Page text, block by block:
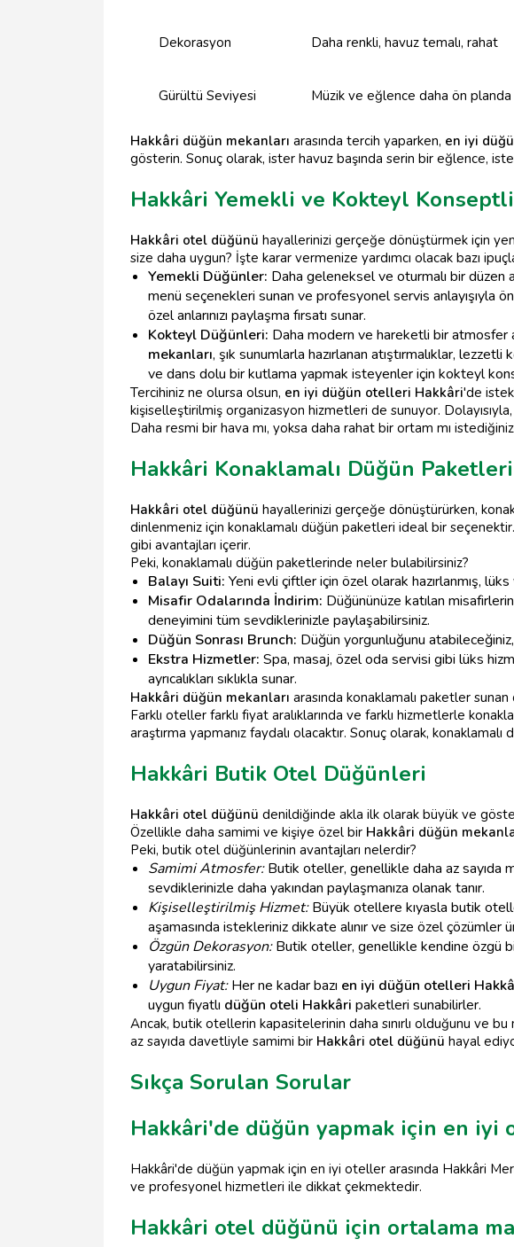
Dekorasyon Daha renkli, havuz temalı, rahat
Gürültü Seviyesi Müzik ve eğlence daha ön planda
Hakkâri düğün mekanları arasında tercih yaparken, en iyi
gösterin. Sonuç olarak, ister havuz başında serin bir eğlence,
Hakkâri Yemekli ve Kokteyl
Hakkâri otel düğünü hayallerinizi gerçeğe dönüştürmek için
size daha uygun? İşte karar vermenize yardımcı olacak bazı
Yemekli Düğünler: Daha geleneksel ve oturmalı bir düzen
menü seçenekleri sunan ve profesyonel servis anlayışıyla
özel anlarınızı paylaşma fırsatı sunar.
Kokteyl Düğünleri: Daha modern ve hareketli bir
mekanları, şık sunumlarla hazırlanan atıştırmalıklar,
ve dans dolu bir kutlama yapmak isteyenler için kokteyl
Tercihiniz ne olursa olsun, en iyi düğün otelleri Hakkâri'de
kişiselleştirilmiş organizasyon hizmetleri de sunuyor.
Daha resmi bir hava mı, yoksa daha rahat bir ortam mı
Hakkâri Konaklamalı Düğün Paketleri
Hakkâri otel düğünü hayallerinizi gerçeğe dönüştürürken,
dinlenmeniz için konaklamalı düğün paketleri ideal bir
gibi avantajları içerir.
Peki, konaklamalı düğün paketlerinde neler bulabilirsiniz?
Balayı Suiti: Yeni evli çiftler için özel olarak hazırlanmış,
Misafir Odalarında İndirim: Düğününüze katılan
deneyimini tüm sevdiklerinizle paylaşabilirsiniz.
Düğün Sonrası Brunch: Düğün yorgunluğunu
Ekstra Hizmetler: Spa, masaj, özel oda servisi gibi lüks
ayrıcalıkları sıklıkla sunar.
Hakkâri düğün mekanları arasında konaklamalı paketler
Farklı oteller farklı fiyat aralıklarında ve farklı hizmetlerle
araştırma yapmanız faydalı olacaktır. Sonuç olarak,
Hakkâri Butik Otel Düğünleri
Hakkâri otel düğünü denildiğinde akla ilk olarak büyük ve
Özellikle daha samimi ve kişiye özel bir Hakkâri düğün
Peki, butik otel düğünlerinin avantajları nelerdir?
Samimi Atmosfer:Butik oteller, genellikle daha az sayıda
sevdiklerinizle daha yakından paylaşmanıza olanak tanır.
Kişiselleştirilmiş Hizmet:Büyük otellere kıyasla butik
aşamasında istekleriniz dikkate alınır ve size özel çözümler
Özgün Dekorasyon:Butik oteller, genellikle kendine özgü
yaratabilirsiniz.
Uygun Fiyat:Her ne kadar bazı en iyi düğün otelleri
uygun fiyatlı düğün oteli Hakkâri paketleri sunabilirler.
Ancak, butik otellerin kapasitelerinin daha sınırlı olduğunu ve
az sayıda davetliyle samimi bir Hakkâri otel düğünü hayal
Sıkça Sorulan Sorular
Hakkâri'de düğün yapmak için en
Hakkâri'de düğün yapmak için en iyi oteller arasında Hakkâri
ve profesyonel hizmetleri ile dikkat çekmektedir.
Hakkâri otel düğünü için ortalama